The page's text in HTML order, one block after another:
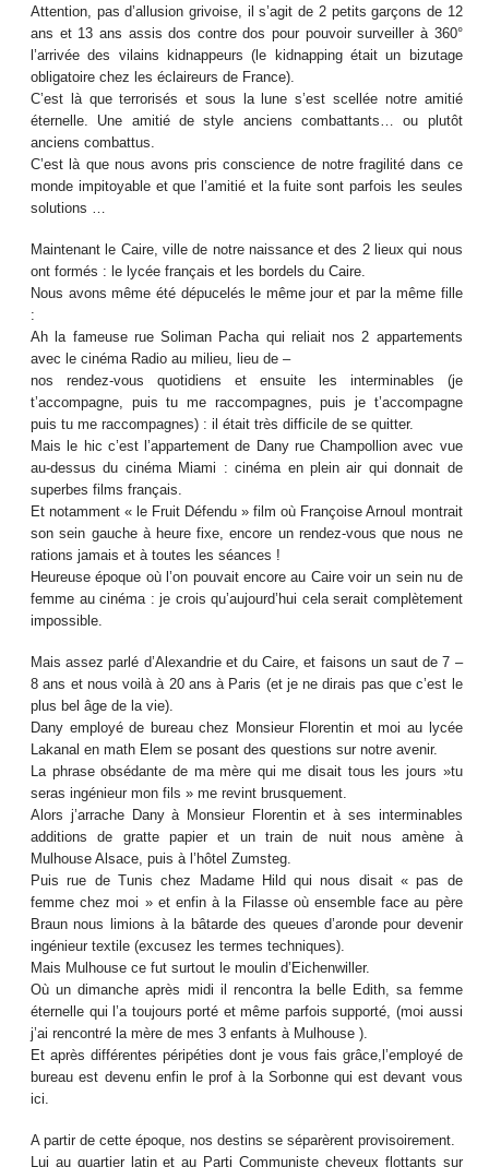
Attention, pas d’allusion grivoise, il s’agit de 2 petits garçons de 12
ans et 13 ans assis dos contre dos pour pouvoir surveiller à 360°
l’arrivée des vilains kidnappeurs (le kidnapping était un bizutage
obligatoire chez les éclaireurs de France).
C’est là que terrorisés et sous la lune s’est scellée notre amitié
éternelle. Une amitié de style anciens combattants… ou plutôt
anciens combattus.
C’est là que nous avons pris conscience de notre fragilité dans ce
monde impitoyable et que l’amitié et la fuite sont parfois les seules
solutions …
Maintenant le Caire, ville de notre naissance et des 2 lieux qui nous
ont formés : le lycée français et les bordels du Caire.
Nous avons même été dépucelés le même jour et par la même fille
:
Ah la fameuse rue Soliman Pacha qui reliait nos 2 appartements
avec le cinéma Radio au milieu, lieu de –
nos rendez-vous quotidiens et ensuite les interminables (je
t’accompagne, puis tu me raccompagnes, puis je t’accompagne
puis tu me raccompagnes) : il était très difficile de se quitter.
Mais le hic c’est l’appartement de Dany rue Champollion avec vue
au-dessus du cinéma Miami : cinéma en plein air qui donnait de
superbes films français.
Et notamment « le Fruit Défendu » film où Françoise Arnoul montrait
son sein gauche à heure fixe, encore un rendez-vous que nous ne
rations jamais et à toutes les séances !
Heureuse époque où l’on pouvait encore au Caire voir un sein nu de
femme au cinéma : je crois qu’aujourd’hui cela serait complètement
impossible.
Mais assez parlé d’Alexandrie et du Caire, et faisons un saut de 7 –
8 ans et nous voilà à 20 ans à Paris (et je ne dirais pas que c’est le
plus bel âge de la vie).
Dany employé de bureau chez Monsieur Florentin et moi au lycée
Lakanal en math Elem se posant des questions sur notre avenir.
La phrase obsédante de ma mère qui me disait tous les jours »tu
seras ingénieur mon fils » me revint brusquement.
Alors j’arrache Dany à Monsieur Florentin et à ses interminables
additions de gratte papier et un train de nuit nous amène à
Mulhouse Alsace, puis à l’hôtel Zumsteg.
Puis rue de Tunis chez Madame Hild qui nous disait « pas de
femme chez moi » et enfin à la Filasse où ensemble face au père
Braun nous limions à la bâtarde des queues d’aronde pour devenir
ingénieur textile (excusez les termes techniques).
Mais Mulhouse ce fut surtout le moulin d’Eichenwiller.
Où un dimanche après midi il rencontra la belle Edith, sa femme
éternelle qui l’a toujours porté et même parfois supporté, (moi aussi
j’ai rencontré la mère de mes 3 enfants à Mulhouse ).
Et après différentes péripéties dont je vous fais grâce,l’employé de
bureau est devenu enfin le prof à la Sorbonne qui est devant vous
ici.
A partir de cette époque, nos destins se séparèrent provisoirement.
Lui au quartier latin et au Parti Communiste cheveux flottants sur